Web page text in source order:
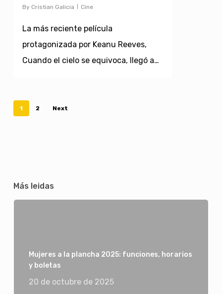
By Cristian Galicia Cine
La más reciente película
protagonizada por Keanu Reeves,
Cuando el cielo se equivoca, llegó a…
1 2 Next
Más leidas
Mujeres a la plancha 2025: funciones, horarios
y boletas
20 de octubre de 2025